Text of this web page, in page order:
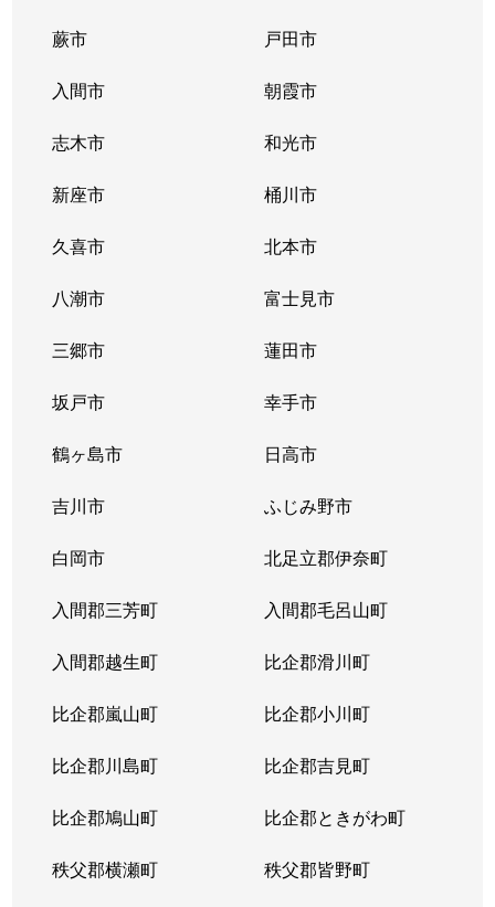
蕨市 戸田市
入間市 朝霞市
志木市 和光市
新座市 桶川市
久喜市 北本市
八潮市 富士見市
三郷市 蓮田市
坂戸市 幸手市
鶴ヶ島市 日高市
吉川市 ふじみ野市
白岡市 北足立郡伊奈町
入間郡三芳町 入間郡毛呂山町
入間郡越生町 比企郡滑川町
比企郡嵐山町 比企郡小川町
比企郡川島町 比企郡吉見町
比企郡鳩山町 比企郡ときがわ町
秩父郡横瀬町 秩父郡皆野町